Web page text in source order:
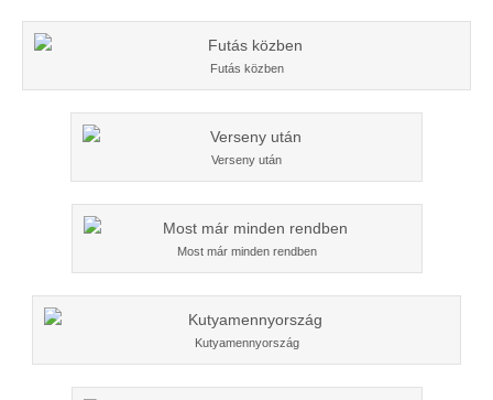
Futás közben
Verseny után
Most már minden rendben
Kutyamennyország